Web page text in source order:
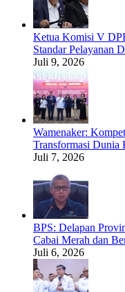
Ketua Komisi V
Standar Pelayanan
Juli 9, 2026
Wamenaker:
Transformasi Dunia
Juli 7, 2026
BPS: Delapan
Cabai Merah dan
Juli 6, 2026